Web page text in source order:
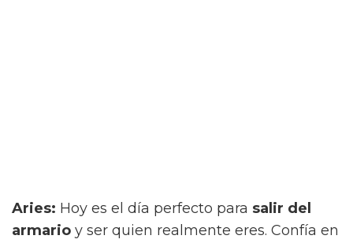
Aries: Hoy es el día perfecto para salir del
armario y ser quien realmente eres. Confía en